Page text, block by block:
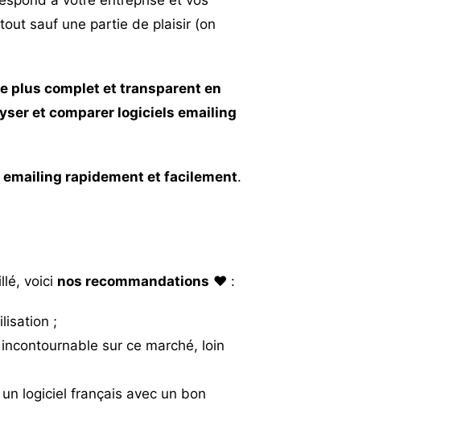
sauf une partie de plaisir (on
plus complet et transparent en
et comparer logiciels emailing
rapidement et facilement.
voici nos recommandations ❤️ :
;
sur ce marché, loin
logiciel français avec un bon